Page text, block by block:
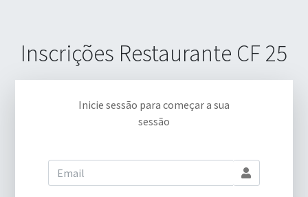
Inscrições Restaurante CF 25
Inicie sessão para começar a sua
sessão